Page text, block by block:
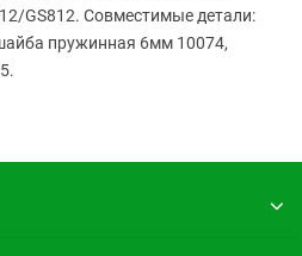
GS812. Совместимые детали:
пружинная 6мм 10074,